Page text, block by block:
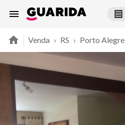
Venda › RS › Porto Alegre